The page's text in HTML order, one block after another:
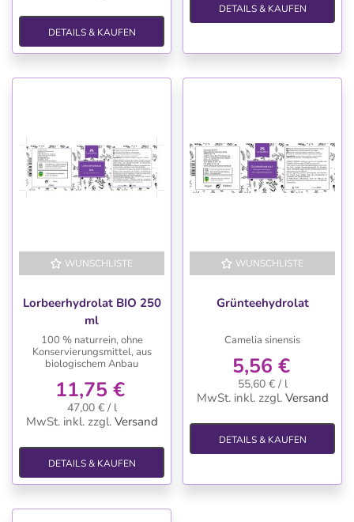
DETAILS & KAUFEN
DETAILS & KAUFEN
WUNSCHLISTE
Lorbeerhydrolat BIO 250
ml
100 % naturrein, ohne
Konservierungsmittel, aus
biologischem Anbau
11,75 €
47,00 € / l
MwSt. inkl. zzgl. Versand
DETAILS & KAUFEN
WUNSCHLISTE
Grünteehydrolat
Camelia sinensis
5,56 €
55,60 € / l
MwSt. inkl. zzgl. Versand
DETAILS & KAUFEN